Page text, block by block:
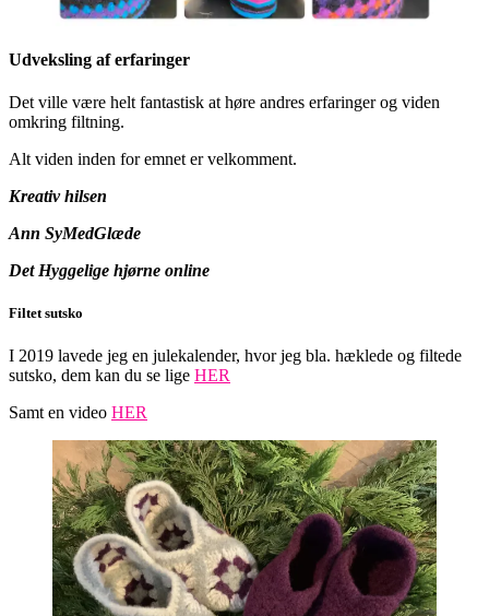
Udveksling af erfaringer
Det ville være helt fantastisk at høre andres erfaringer og viden
omkring filtning.
Alt viden inden for emnet er velkomment.
Kreativ hilsen
Ann SyMedGlæde
Det Hyggelige hjørne online
Filtet sutsko
I 2019 lavede jeg en julekalender, hvor jeg bla. hæklede og filtede
sutsko, dem kan du se lige HER
Samt en video HER